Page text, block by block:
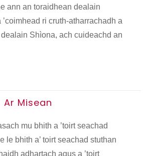
ann an toraidhean dealain
ri cruth-atharrachadh a
Shìona, ach cuideachd an
Ar Misean
mu bhith a ’toirt seachad
le bhith a’ toirt seachad stuthan
adhartach agus a ’toirt